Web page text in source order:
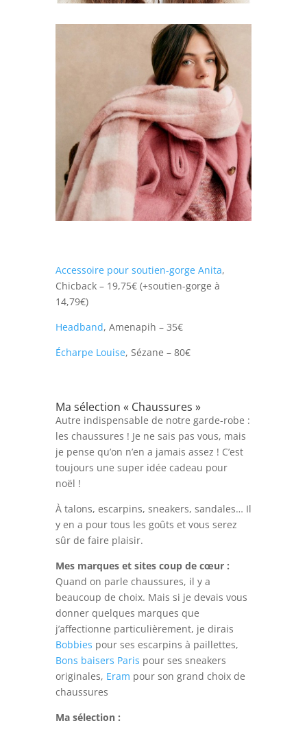
Accessoire pour soutien-gorge Anita,
Chicback – 19,75€ (+soutien-gorge à
14,79€)
Headband, Amenapih – 35€
Écharpe Louise, Sézane – 80€
Ma sélection « Chaussures »
Autre indispensable de notre garde-robe :
les chaussures ! Je ne sais pas vous, mais
je pense qu’on n’en a jamais assez ! C’est
toujours une super idée cadeau pour
noël !
À talons, escarpins, sneakers, sandales… Il
y en a pour tous les goûts et vous serez
sûr de faire plaisir.
Mes marques et sites coup de cœur :
Quand on parle chaussures, il y a
beaucoup de choix. Mais si je devais vous
donner quelques marques que
j’affectionne particulièrement, je dirais
Bobbies pour ses escarpins à paillettes,
Bons baisers Paris pour ses sneakers
originales, Eram pour son grand choix de
chaussures
Ma sélection :